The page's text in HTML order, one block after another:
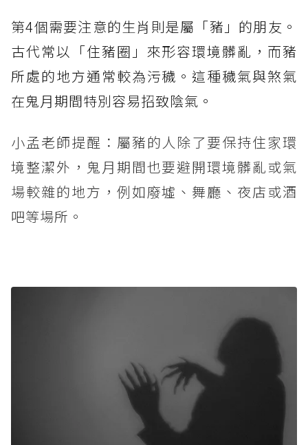
第4個需要注意的生肖則是屬「豬」的朋友。
古代常以「住豬圈」來形容環境髒亂，而豬
所處的地方通常較為污穢。這種穢氣與煞氣
在鬼月期間特別容易招致陰氣。
小孟老師提醒：屬豬的人除了要保持住家環
境整潔外，鬼月期間也要避開環境髒亂或氣
場較雜的地方，例如廢墟、舞廳、夜店或酒
吧等場所。